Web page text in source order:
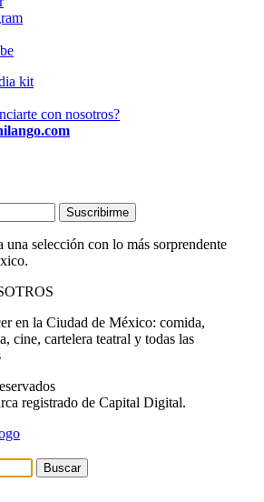
kit
con nosotros?
Suscribirme
una selección con lo más sorprendente
en la Ciudad de México: comida,
cine, cartelera teatral y todas las
registrado de Capital Digital.
Buscar